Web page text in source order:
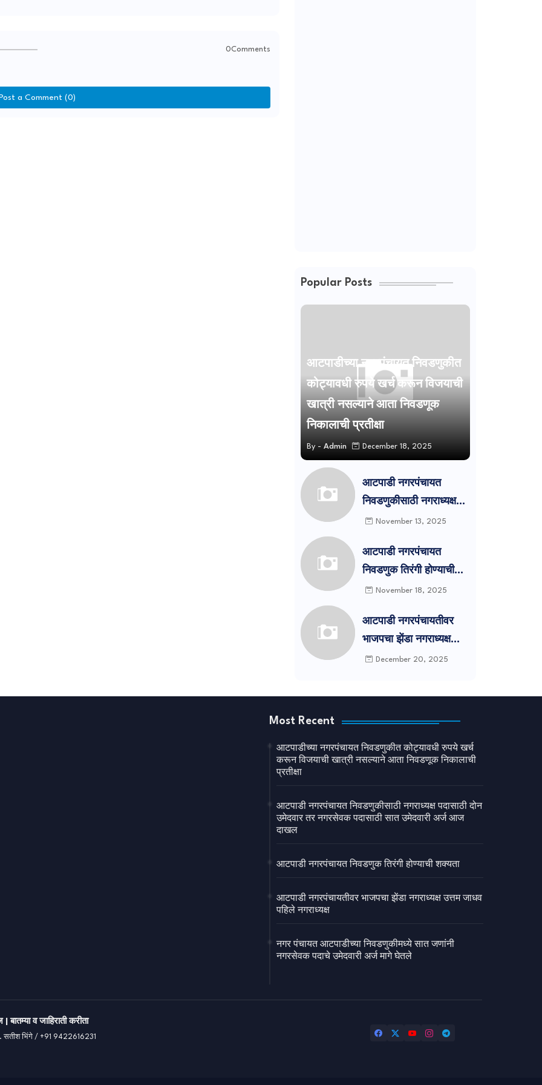
0Comments
a Comment (0)
Popular Posts
आटपाडीच्या नगरपंचायत निवडणुकीत
कोट्यावधी रुपये खर्च करून विजयाची
खात्री नसल्याने आता निवडणूक
निकालाची प्रतीक्षा
By - Admin December 18, 2025
आटपाडी नगरपंचायत
निवडणुकीसाठी नगराध्यक्ष
पदासाठी दोन उमेदवार तर
उमेदवारी अर्ज आज दाखल
November 13, 2025
आटपाडी नगरपंचायत
निवडणुक तिरंगी होण्याची
शक्यताNovember 18, 2025
आटपाडी नगरपंचायतीवर
भाजपचा झेंडा नगराध्यक्ष
उत्तम जाधव पहिले नगराध्यक्ष
December 20, 2025
Most Recent
आटपाडीच्या नगरपंचायत निवडणुकीत कोट्यावधी रुपये खर्च
करून विजयाची खात्री नसल्याने आता निवडणूक निकालाची
प्रतीक्षा
आटपाडी नगरपंचायत निवडणुकीसाठी नगराध्यक्ष पदासाठी दोन
उमेदवार तर नगरसेवक पदासाठी सात उमेदवारी अर्ज आज
दाखल
आटपाडी नगरपंचायत निवडणुक तिरंगी होण्याची शक्यता
आटपाडी नगरपंचायतीवर भाजपचा झेंडा नगराध्यक्ष उत्तम जाधव
पहिले नगराध्यक्ष
नगर पंचायत आटपाडीच्या निवडणुकीमध्ये सात जणांनी
नगरसेवक पदाचे उमेदवारी अर्ज मागे घेतले
व जाहिराती करीता
सतीश भिंगे / +91 9422616231